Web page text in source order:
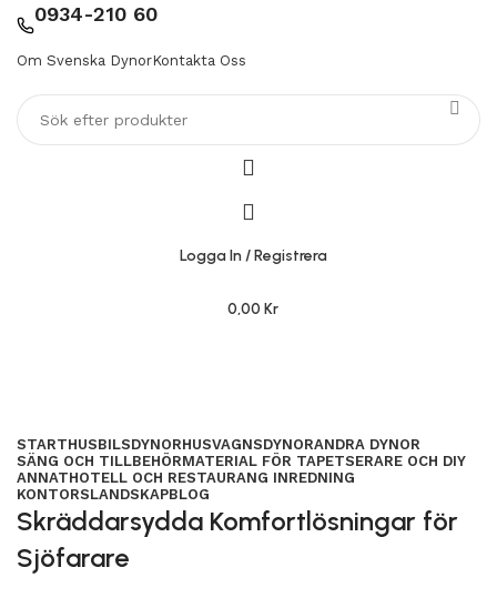
0934-210 60
Om Svenska DynorKontakta Oss
Logga In / Registrera
0,00 Kr
STARTHUSBILSDYNORHUSVAGNSDYNORANDRA DYNOR
SÄNG OCH TILLBEHÖRMATERIAL FÖR TAPETSERARE OCH DIY
ANNATHOTELL OCH RESTAURANG INREDNING
KONTORSLANDSKAPBLOG
Skräddarsydda Komfortlösningar för
Sjöfarare